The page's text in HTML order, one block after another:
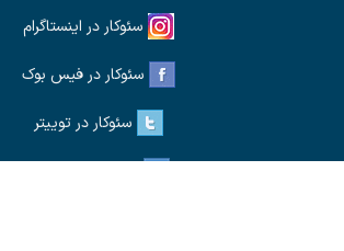
سئوکار در اینستاگرام
سئوکار در فیس بوک
سئوکار در توییتر